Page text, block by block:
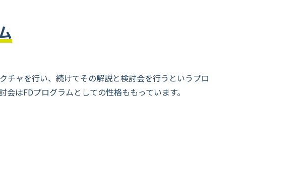
チャを行い、続けてその解説と検討会を行うというプロ
はFDプログラムとしての性格ももっています。